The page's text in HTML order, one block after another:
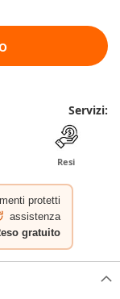
Servizi:
Resi
protetti
assistenza
gratuito